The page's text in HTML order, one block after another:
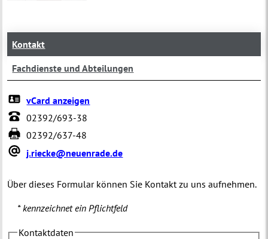
Kontakt
Fachdienste und Abteilungen
vCard anzeigen
02392/693-38
02392/637-48
j.riecke@neuenrade.de
Über dieses Formular können Sie Kontakt zu uns aufnehmen.
* kennzeichnet ein Pflichtfeld
Kontaktdaten